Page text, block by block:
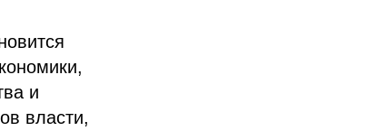
и
власти,